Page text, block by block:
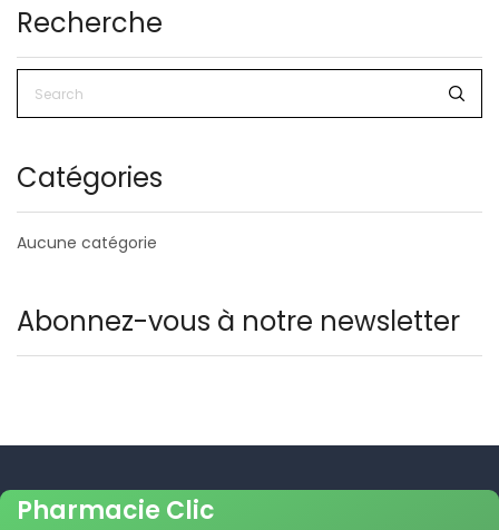
Recherche
Catégories
Aucune catégorie
Abonnez-vous à notre newsletter
Pharmacie Clic